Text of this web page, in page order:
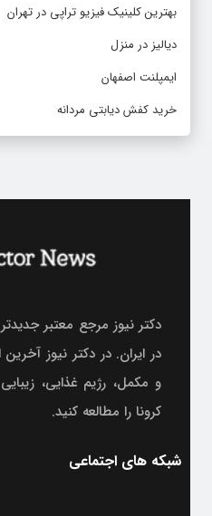
بهترین کلینیک فیزیو تراپی در تهران
دیالیز در منزل
ایمپلنت اصفهان
خرید کفش دیابتی مردانه
دکتر نیوز مرجع معتبر
در ایران. در دکتر نیوز آخرین
و مکمل، رژیم غذایی،
کرونا را مطالعه کنید.
شبکه های اجتماعی